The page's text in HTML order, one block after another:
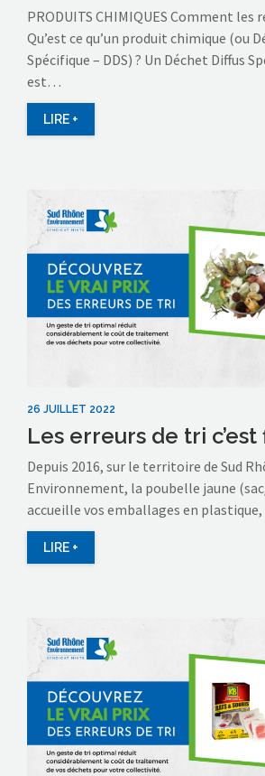
PRODUITS CHIMIQUES Comment les
Qu’est ce qu’un produit chimique (ou
Spécifique – DDS) ? Un Déchet Diffus
est…
LIRE +
26 JUILLET 2022
Les erreurs de tri c’est
Depuis 2016, sur le territoire de Sud
Environnement, la poubelle jaune
accueille vos emballages en
LIRE +